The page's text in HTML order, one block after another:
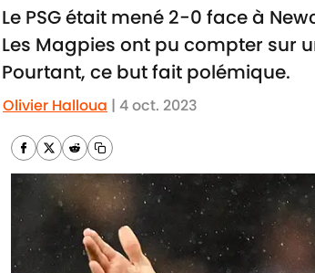
Le PSG était mené 2-0 face à
Les Magpies ont pu compter sur
Pourtant, ce but fait polémique.
Olivier Halloua | 4 oct. 2023